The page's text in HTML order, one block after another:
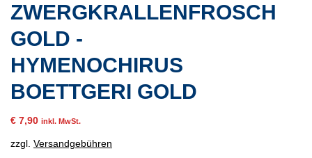
ZWERGKRALLENFROSCH
GOLD -
HYMENOCHIRUS
BOETTGERI GOLD
€ 7,90 inkl. MwSt.
zzgl. Versandgebühren